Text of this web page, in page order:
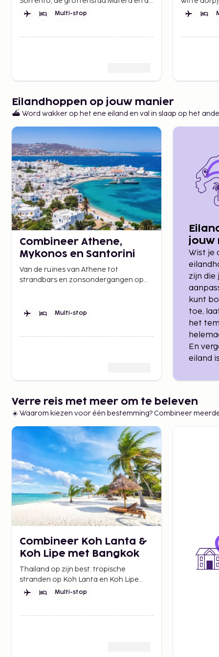
charme van kleine stadjes in
Multi-stop
lokale
Eilandhoppen op jouw manier
⛴️ Word wakker op het ene eiland en val in slaap op het
Combineer Athene,
Mykonos en Santorini
Van de ruïnes van Athene tot
strandbars en zonsondergangen op
Multi-stop
jouw
Wist je
zijn die
kunt
toe,
het
En
eiland
Verre reis met meer om te beleven
☀️ Waarom kiezen voor één bestemming? Combineer
Combineer Koh Lanta &
Koh Lipe met Bangkok
Thailand op zijn best: tropische
stranden op Koh Lanta en Koh Lipe
worden gecombineerd met dagen van
Multi-stop